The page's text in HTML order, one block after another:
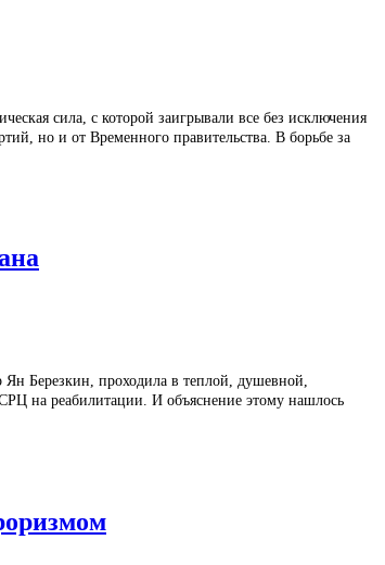
сила, с которой заигрывали все без исключения
но и от Временного правительства. В борьбе за
Березкин, проходила в теплой, душевной,
на реабилитации. И объяснение этому нашлось